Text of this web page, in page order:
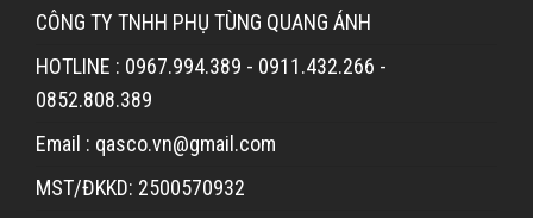
CÔNG TY TNHH PHỤ TÙNG QUANG ÁNH
HOTLINE : 0967.994.389 - 0911.432.266 -
0852.808.389
Email : qasco.vn@gmail.com
MST/ĐKKD: 2500570932